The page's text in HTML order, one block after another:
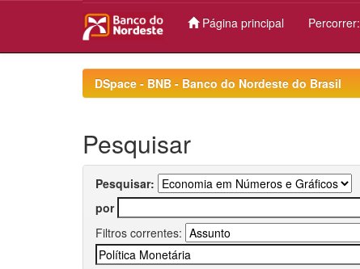
Página principal Percorrer:
DSpace - BNB - Banco do Nordeste do Brasil
Pesquisar
Pesquisar:
por
Filtros correntes: